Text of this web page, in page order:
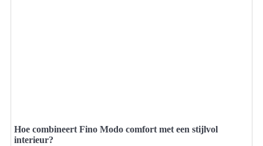
Hoe combineert Fino Modo comfort met een stijlvol
interieur?